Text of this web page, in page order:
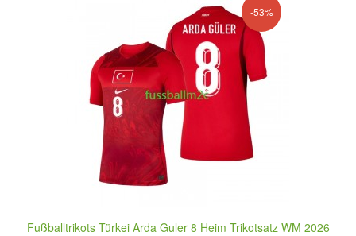
-53%
Fußballtrikots Türkei Arda Guler 8 Heim Trikotsatz WM 2026